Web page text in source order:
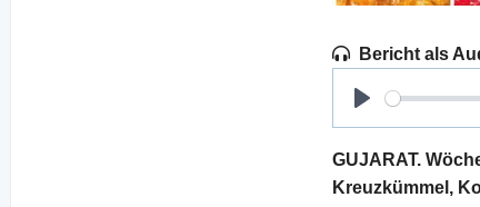
Bericht als
Play
GUJARAT.
Kreuzkümmel,